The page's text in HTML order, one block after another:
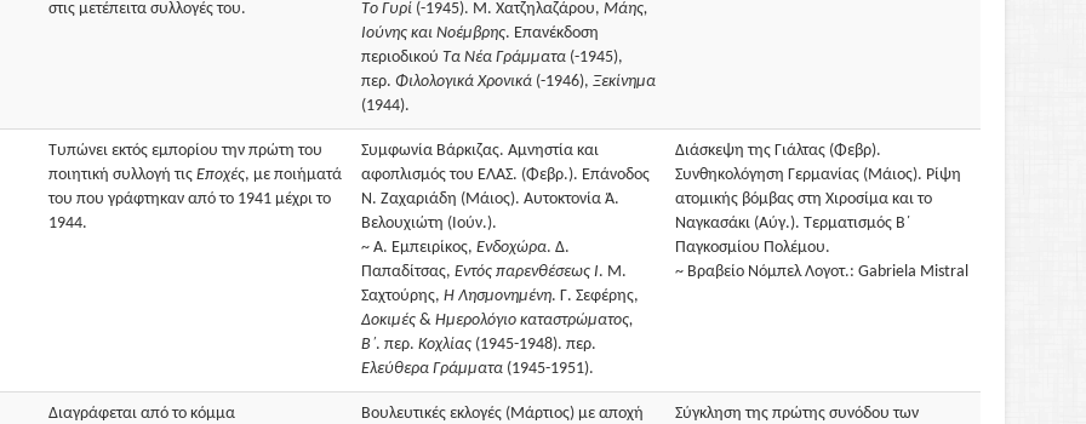
στις μετέπειτα συλλογές του.
Tο Γυρί (-1945). Μ. Χατζηλαζάρου, Μάης,
Ιούνης και Νοέμβρης. Επανέκδοση
περιοδικού Τα Νέα Γράμματα (-1945),
περ. Φιλολογικά Χρονικά (-1946), Ξεκίνημα
(1944).
Tυπώνει εκτός εμπορίου την πρώτη του
ποιητική συλλογή τις Eποχές, με ποιήματά
του που γράφτηκαν από το 1941 μέχρι το
1944.
Συμφωνία Βάρκιζας. Αμνηστία και
αφοπλισμός του ΕΛΑΣ. (Φεβρ.). Επάνοδος
Ν. Ζαχαριάδη (Μάιος). Αυτοκτονία Ά.
Βελουχιώτη (Ιούν.).
~ Α. Εμπειρίκος, Ενδοχώρα. Δ.
Παπαδίτσας, Εντός παρενθέσεως Ι. Μ.
Σαχτούρης, Η Λησμονημένη. Γ. Σεφέρης,
Δοκιμές & Hμερολόγιο καταστρώματος,
B΄. περ. Κοχλίας (1945-1948). περ.
Ελεύθερα Γράμματα (1945-1951).
Διάσκεψη της Γιάλτας (Φεβρ).
Συνθηκολόγηση Γερμανίας (Μάιος). Ρίψη
ατομικής βόμβας στη Χιροσίμα και το
Ναγκασάκι (Αύγ.). Τερματισμός Β΄
Παγκοσμίου Πολέμου.
~ Βραβείο Νόμπελ Λογοτ.: Gabriela Mistral
Διαγράφεται από το κόμμα
Βουλευτικές εκλογές (Μάρτιος) με αποχή
Σύγκληση της πρώτης συνόδου των